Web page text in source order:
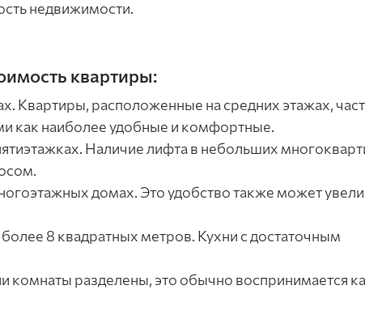
недвижимости.
квартиры:
Квартиры, расположенные на средних этажах,
как наиболее удобные и комфортные.
Наличие лифта в небольших
домах. Это удобство также может
8 квадратных метров. Кухни с достаточным
комнаты разделены, это обычно воспринимается